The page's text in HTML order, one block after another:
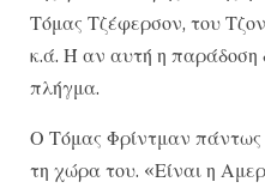
Τόμας Τζέφερσον, του
κ.ά. Ή αν αυτή η παράδοση
πλήγμα.
Ο Τόμας Φρίντμαν
τη χώρα του. «Είναι η